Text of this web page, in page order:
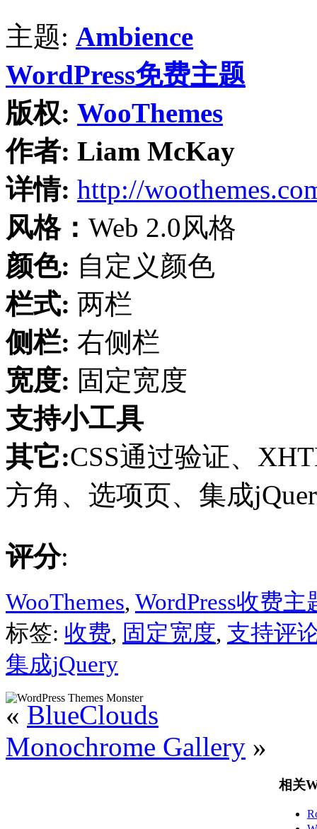
主题: Ambience
WordPress免费主题
版权: WooThemes
作者: Liam McKay
详情: http://
风格： Web 2.0风格
颜色: 自定义颜色
栏式: 两栏
侧栏: 右侧栏
宽度: 固定宽度
支持小工具
其它:CSS通过验证、
方角、选项页、集成
评分:
WooThemes, WordPress收费主
标签: 收费, 固定宽度, 支持评
集成jQuery
« BlueClouds
Monochrome Gallery »
相关